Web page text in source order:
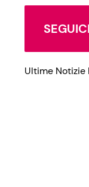
Ultime Notizie